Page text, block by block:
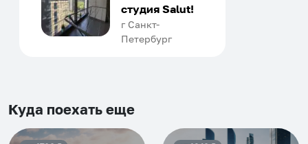
апартаментов доброй души
человек, всегда можно
договориться, подскажет
приезжать еще...
студия Salut!
г Санкт-
Петербург
Куда поехать еще